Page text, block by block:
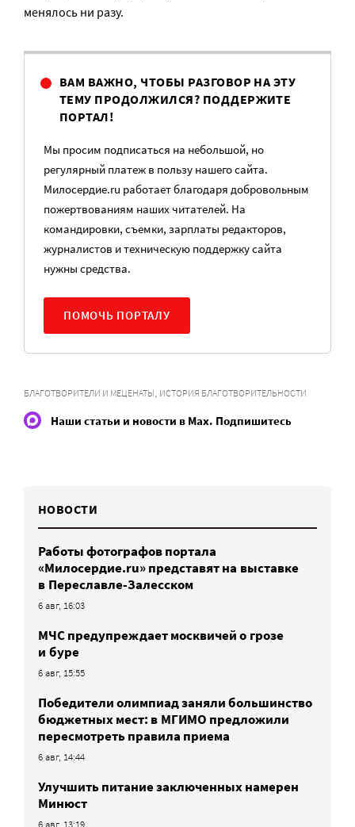
менялось ни разу.
ВАМ ВАЖНО, ЧТОБЫ РАЗГОВОР НА ЭТУ
ТЕМУ ПРОДОЛЖИЛСЯ? ПОДДЕРЖИТЕ
ПОРТАЛ!
Мы просим подписаться на небольшой, но
регулярный платеж в пользу нашего сайта.
Милосердие.ru работает благодаря добровольным
пожертвованиям наших читателей. На
командировки, съемки, зарплаты редакторов,
журналистов и техническую поддержку сайта
нужны средства.
ПОМОЧЬ ПОРТАЛУ
БЛАГОТВОРИТЕЛИ И МЕЦЕНАТЫ, ИСТОРИЯ БЛАГОТВОРИТЕЛЬНОСТИ
Наши статьи и новости в Max. Подпишитесь
НОВОСТИ
Работы фотографов портала
«Милосердие.ru» представят на выставке
в Переславле-Залесском
6 авг, 16:03
МЧС предупреждает москвичей о грозе
и буре
6 авг, 15:55
Победители олимпиад заняли большинство
бюджетных мест: в МГИМО предложили
пересмотреть правила приема
6 авг, 14:44
Улучшить питание заключенных намерен
Минюст
6 авг, 13:19